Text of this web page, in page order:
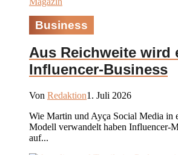
Business
Aus Reichweite wird
Influencer-Business
Von Redaktion1. Juli 2026
Wie Martin und Ayça Social Media in
Modell verwandelt haben Influencer-
auf...